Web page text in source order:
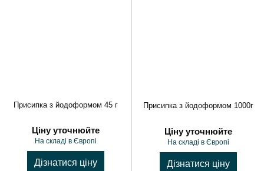
Присипка з йодоформом 45 г
Ціну уточнюйте
На складі в Європі
Дізнатися ціну
Присипка з йодоформом 1000г
Ціну уточнюйте
На складі в Європі
Дізнатися ціну